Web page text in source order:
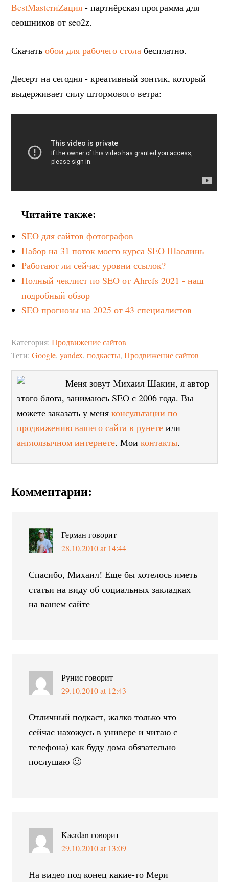
BestMasterиZация - партнёрская программа для
сеошников от seo2z.
Скачатьобои для рабочего стола бесплатно.
Десерт на сегодня - креативный зонтик, который
выдерживает силу штормового ветра:
Читайте также:
SEO для сайтов фотографов
Набор на 31 поток моего курса SEO Шаолинь
Работают ли сейчас уровни ссылок?
Полный чеклист по SEO от Ahrefs 2021 - наш
подробный обзор
SEO прогнозы на 2025 от 43 специалистов
Категория:Продвижение сайтов
Теги:Google,yandex,подкасты,Продвижение сайтов
Меня зовут Михаил Шакин, я автор
этого блога, занимаюсь SEO с 2006 года. Вы
можете заказать у меняконсультации по
продвижению вашего сайта в рунете или
англоязычном интернете. Моиконтакты.
Комментарии:
Герман говорит
28.10.2010 at 14:44
Спасибо, Михаил! Еще бы хотелось иметь
статьи на виду об социальных закладках
на вашем сайте
Рунис говорит
29.10.2010 at 12:43
Отличный подкаст, жалко только что
сейчас нахожусь в универе и читаю с
телефона) как буду дома обязательно
послушаю 🙂
Kaerdan говорит
29.10.2010 at 13:09
На видео под конец какие-то Мери